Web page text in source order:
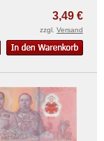
3,49 €
zzgl. Versand